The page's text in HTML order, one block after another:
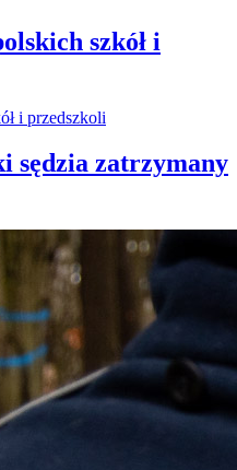
szkół i
sędzia zatrzymany